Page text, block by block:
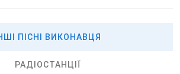
ПІСНІ ВИКОНАВЦЯ
РАДІОСТАНЦІЇ